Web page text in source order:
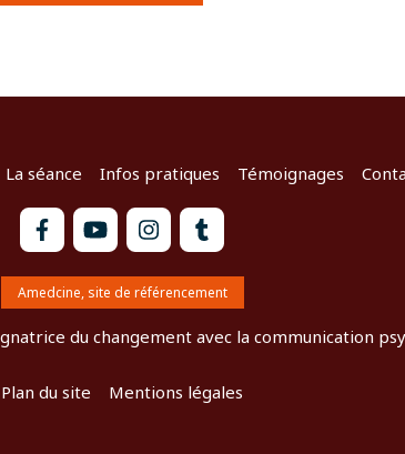
La séance Infos pratiques Témoignages
Amedcine, site de référencement
du changement avec la communication
Plan du site Mentions légales